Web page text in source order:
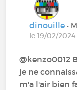
dinouille•
le 19/02/2024
@kenzo0012
je ne
m'a l'air bien